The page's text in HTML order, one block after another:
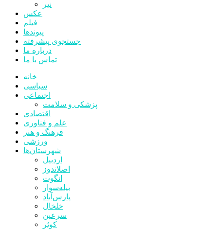
نیر
عکس
فیلم
پیوندها
جستجوی پیشرفته
درباره ما
تماس با ما
خانه
سیاسی
اجتماعی
پزشکی و سلامت
اقتصادی
علم و فناوری
فرهنگ و هنر
ورزشی
شهرستان‌ها
اردبیل
اصلاندوز
انگوت
بیله‌سوار
پارس‌آباد
خلخال
سرعین
کوثر